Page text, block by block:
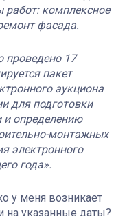
комплексное
фасада.
проведено 17
пакет
аукциона
для подготовки
и определению
монтажных
электронного
года».
у меня возникает
на указанные даты?